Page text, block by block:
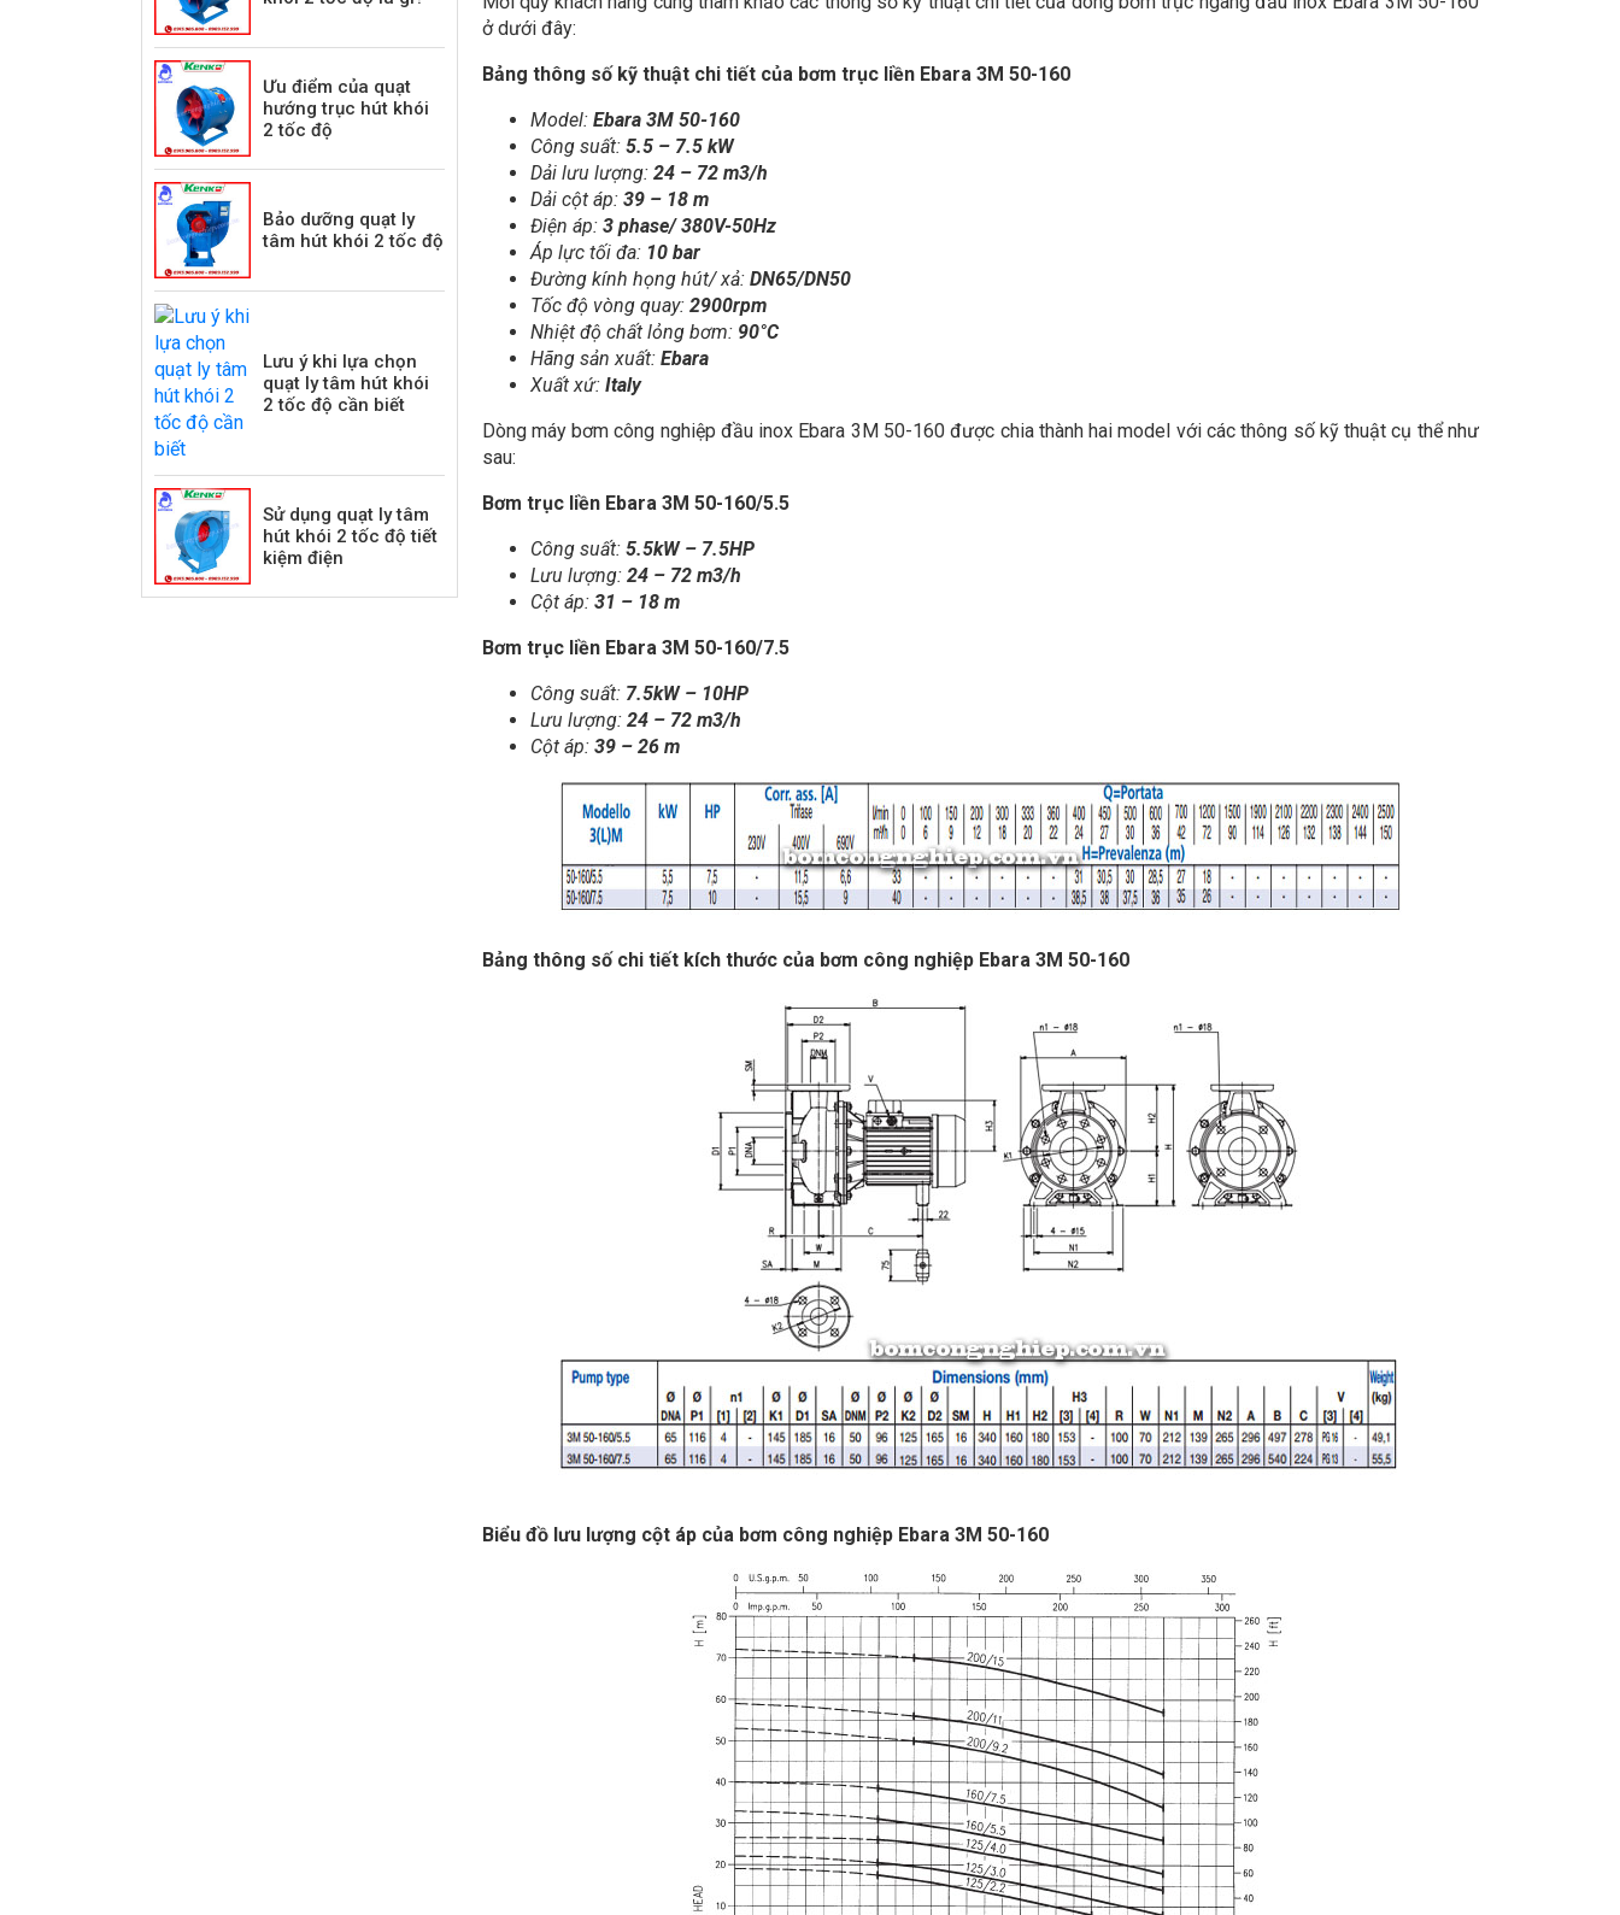
Ưu điểm của quạt
hướng trục hút khói
2 tốc độ
Bảo dưỡng quạt ly
tâm hút khói 2 tốc độ
Lưu ý khi lựa chọn
quạt ly tâm hút khói
2 tốc độ cần biết
Sử dụng quạt ly tâm
hút khói 2 tốc độ tiết
kiệm điện
ở dưới đây:
Bảng thông số kỹ thuật chi tiết của bơm trục liền Ebara 3M 50-160
Model: Ebara 3M 50-160
Công suất: 5.5 – 7.5 kW
Dải lưu lượng: 24 – 72 m3/h
Dải cột áp: 39 – 18 m
Điện áp:3 phase/ 380V-50Hz
Áp lực tối đa: 10 bar
Đường kính họng hút/ xả: DN65/DN50
Tốc độ vòng quay: 2900rpm
Nhiệt độ chất lỏng bơm: 90°C
Hãng sản xuất:Ebara
Xuất xứ:Italy
Dòng máy bơm công nghiệp đầu inox Ebara 3M 50-160 được chia thành hai model với các thông số kỹ thuật cụ thể như
sau:
Bơm trục liền Ebara 3M 50-160/5.5
Công suất: 5.5kW – 7.5HP
Lưu lượng: 24 – 72 m3/h
Cột áp: 31 – 18 m
Bơm trục liền Ebara 3M 50-160/7.5
Công suất: 7.5kW – 10HP
Lưu lượng: 24 – 72 m3/h
Cột áp: 39 – 26 m
Bảng thông số chi tiết kích thước của bơm công nghiệp Ebara 3M 50-160
Biểu đồ lưu lượng cột áp của bơm công nghiệp Ebara 3M 50-160